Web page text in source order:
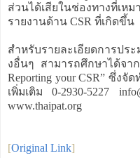
ส่วนได้เสียในช่องทางที่เห
รายงานด้าน CSR ที่เกิดขึ้น
สำหรับรายละเอียดการปร
งอื่นๆ สามารถศึกษาได้จา
Reporting your CSR” ซึ่ง
เพิ่มเติม 0-2930-5227
www.thaipat.org
[Original Link]